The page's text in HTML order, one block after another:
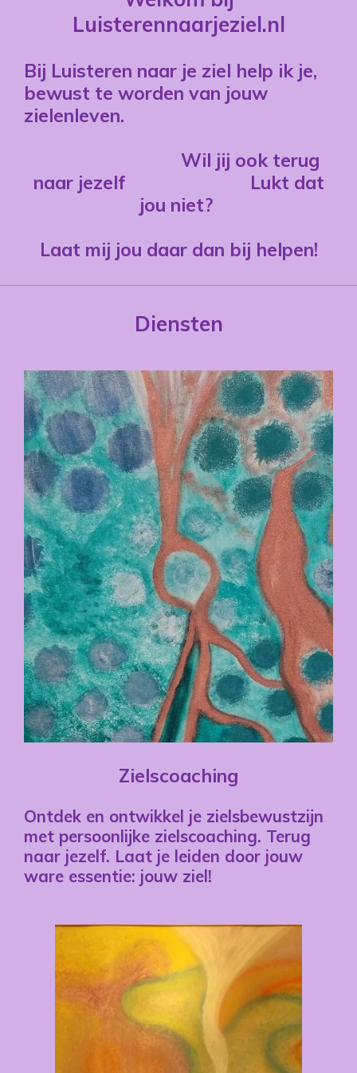
Luisterennaarjeziel.nl
Bij Luisteren naar je ziel help ik je,
bewust te worden van jouw
zielenleven.
Wil jij ook terug
naar jezelf
Lukt dat
jou niet?
Laat mij jou daar dan bij helpen!
Diensten
Zielscoaching
Ontdek en ontwikkel je zielsbewustzijn
met persoonlijke zielscoaching. Terug
naar jezelf. Laat je leiden door jouw
ware essentie: jouw ziel!